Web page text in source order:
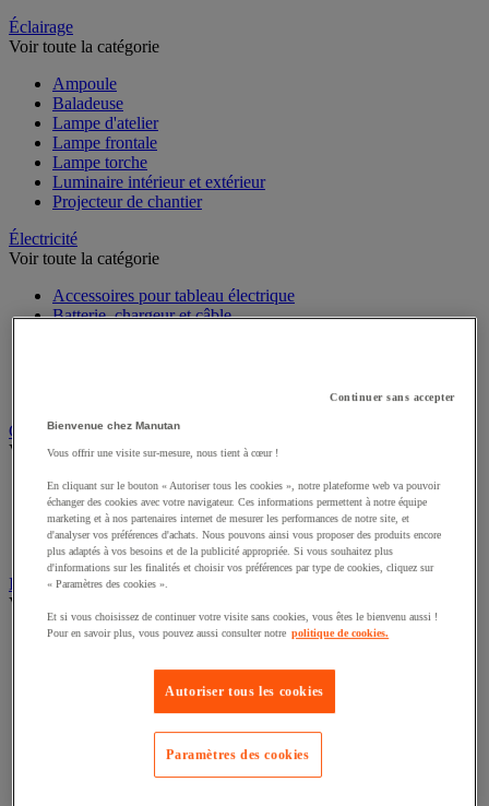
Éclairage
Voir toute la catégorie
Ampoule
Baladeuse
Lampe d'atelier
Lampe frontale
Lampe torche
Luminaire intérieur et extérieur
Projecteur de chantier
Électricité
Voir toute la catégorie
Accessoires pour tableau électrique
Batterie, chargeur et câble
Rallonge, multiprise et enrouleur électrique
Graissage et lubrifiant
Voir toute la catégorie
Anti-adhérent
Graisse et huile
Lubrifiant et dégrippant
Outils de graissage
Instrument de mesure
Voir toute la catégorie
Balance industrielle
Équipement optique
Instrument de mesure de laboratoire
Mesure de distance
Mesure de la vitesse
Mesure de l'environnement
Continuer sans accepter
Bienvenue chez Manutan
Vous offrir une visite sur-mesure, nous tient à cœur !
En cliquant sur le bouton « Autoriser tous les cookies », notre plateforme web va pouvoir
échanger des cookies avec votre navigateur. Ces informations permettent à notre équipe
marketing et à nos partenaires internet de mesurer les performances de notre site, et
d'analyser vos préférences d'achats. Nous pouvons ainsi vous proposer des produits encore
plus adaptés à vos besoins et de la publicité appropriée. Si vous souhaitez plus
d'informations sur les finalités et choisir vos préférences par type de cookies, cliquez sur
« Paramètres des cookies ».
Et si vous choisissez de continuer votre visite sans cookies, vous êtes le bienvenu aussi !
Pour en savoir plus, vous pouvez aussi consulter notre politique de cookies.
Autoriser tous les cookies
Paramètres des cookies